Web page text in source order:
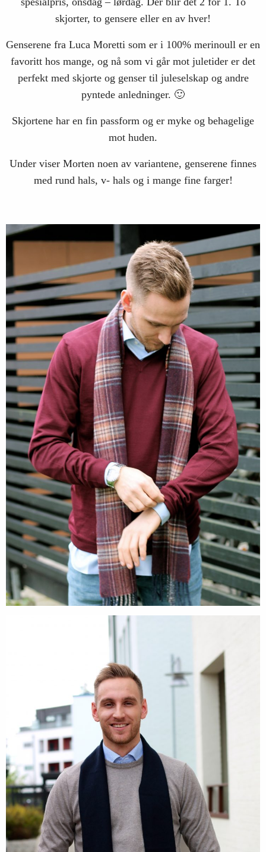
skjorter, to gensere eller en av hver!
Genserene fra Luca Moretti som er i 100% merinoull er en
favoritt hos mange, og nå som vi går mot juletider er det
perfekt med skjorte og genser til juleselskap og andre
pyntede anledninger. 🙂
Skjortene har en fin passform og er myke og behagelige
mot huden.
Under viser Morten noen av variantene, genserene finnes
med rund hals, v- hals og i mange fine farger!